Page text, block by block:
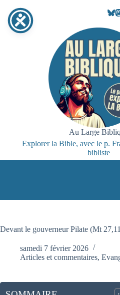
contenu
Au Large
Explorer la Bible, avec le p.
bibliste
Devant le gouverneur Pilate (Mt
samedi 7 février 2026
Articles et commentaires,